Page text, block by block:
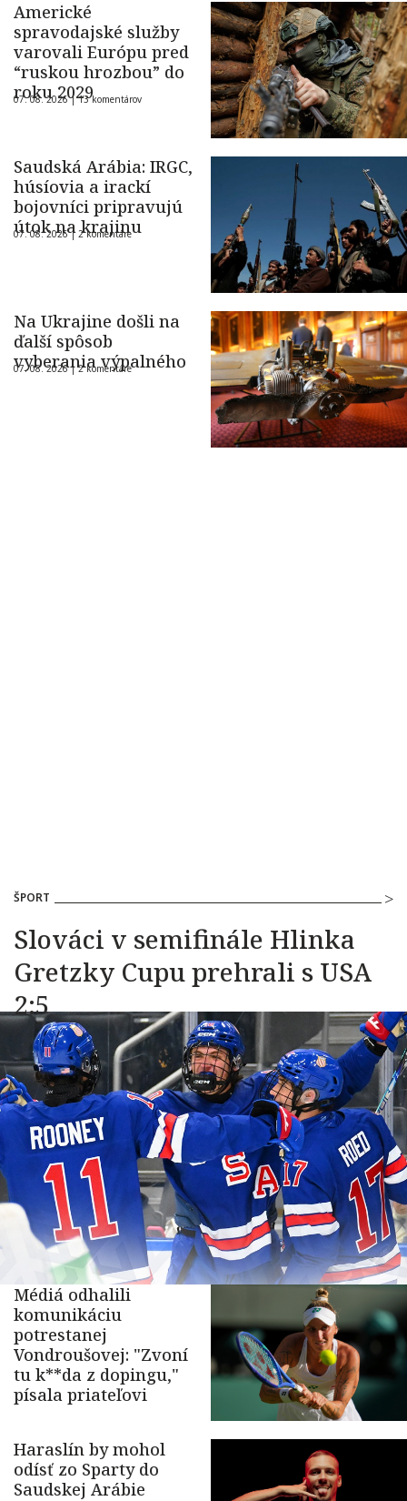
Americké
spravodajské služby
varovali Európu pred
“ruskou hrozbou” do
roku 2029
07. 08. 2026 |13 komentárov
Saudská Arábia: IRGC,
húsíovia a irackí
bojovníci pripravujú
útok na krajinu
07. 08. 2026 |2 komentáre
Na Ukrajine došli na
ďalší spôsob
vyberania výpalného
07. 08. 2026 |2 komentáre
ŠPORT